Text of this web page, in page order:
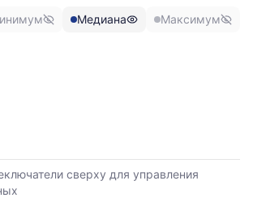
Медиана Максимум
сверху для управления